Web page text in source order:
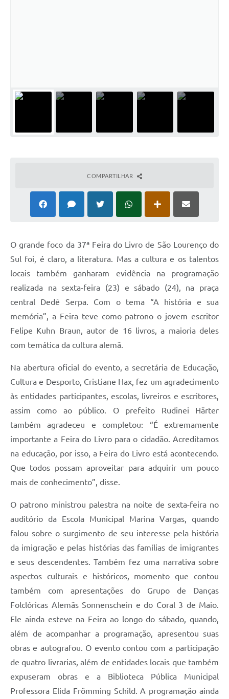
COMPARTILHAR
O grande foco da 37ª Feira do Livro de São Lourenço do
Sul foi, é claro, a literatura. Mas a cultura e os talentos
locais também ganharam evidência na programação
realizada na sexta-feira (23) e sábado (24), na praça
central Dedê Serpa. Com o tema “A história e sua
memória”, a Feira teve como patrono o jovem escritor
Felipe Kuhn Braun, autor de 16 livros, a maioria deles
com temática da cultura alemã.
Na abertura oficial do evento, a secretária de Educação,
Cultura e Desporto, Cristiane Hax, fez um agradecimento
às entidades participantes, escolas, livreiros e escritores,
assim como ao público. O prefeito Rudinei Härter
também agradeceu e completou: “É extremamente
importante a Feira do Livro para o cidadão. Acreditamos
na educação, por isso, a Feira do Livro está acontecendo.
Que todos possam aproveitar para adquirir um pouco
mais de conhecimento”, disse.
O patrono ministrou palestra na noite de sexta-feira no
auditório da Escola Municipal Marina Vargas, quando
falou sobre o surgimento de seu interesse pela história
da imigração e pelas histórias das famílias de imigrantes
e seus descendentes. Também fez uma narrativa sobre
aspectos culturais e históricos, momento que contou
também com apresentações do Grupo de Danças
Folclóricas Alemãs Sonnenschein e do Coral 3 de Maio.
Ele ainda esteve na Feira ao longo do sábado, quando,
além de acompanhar a programação, apresentou suas
obras e autografou. O evento contou com a participação
de quatro livrarias, além de entidades locais que também
expuseram obras e a Biblioteca Pública Municipal
Professora Elida Frömming Schild. A programação ainda